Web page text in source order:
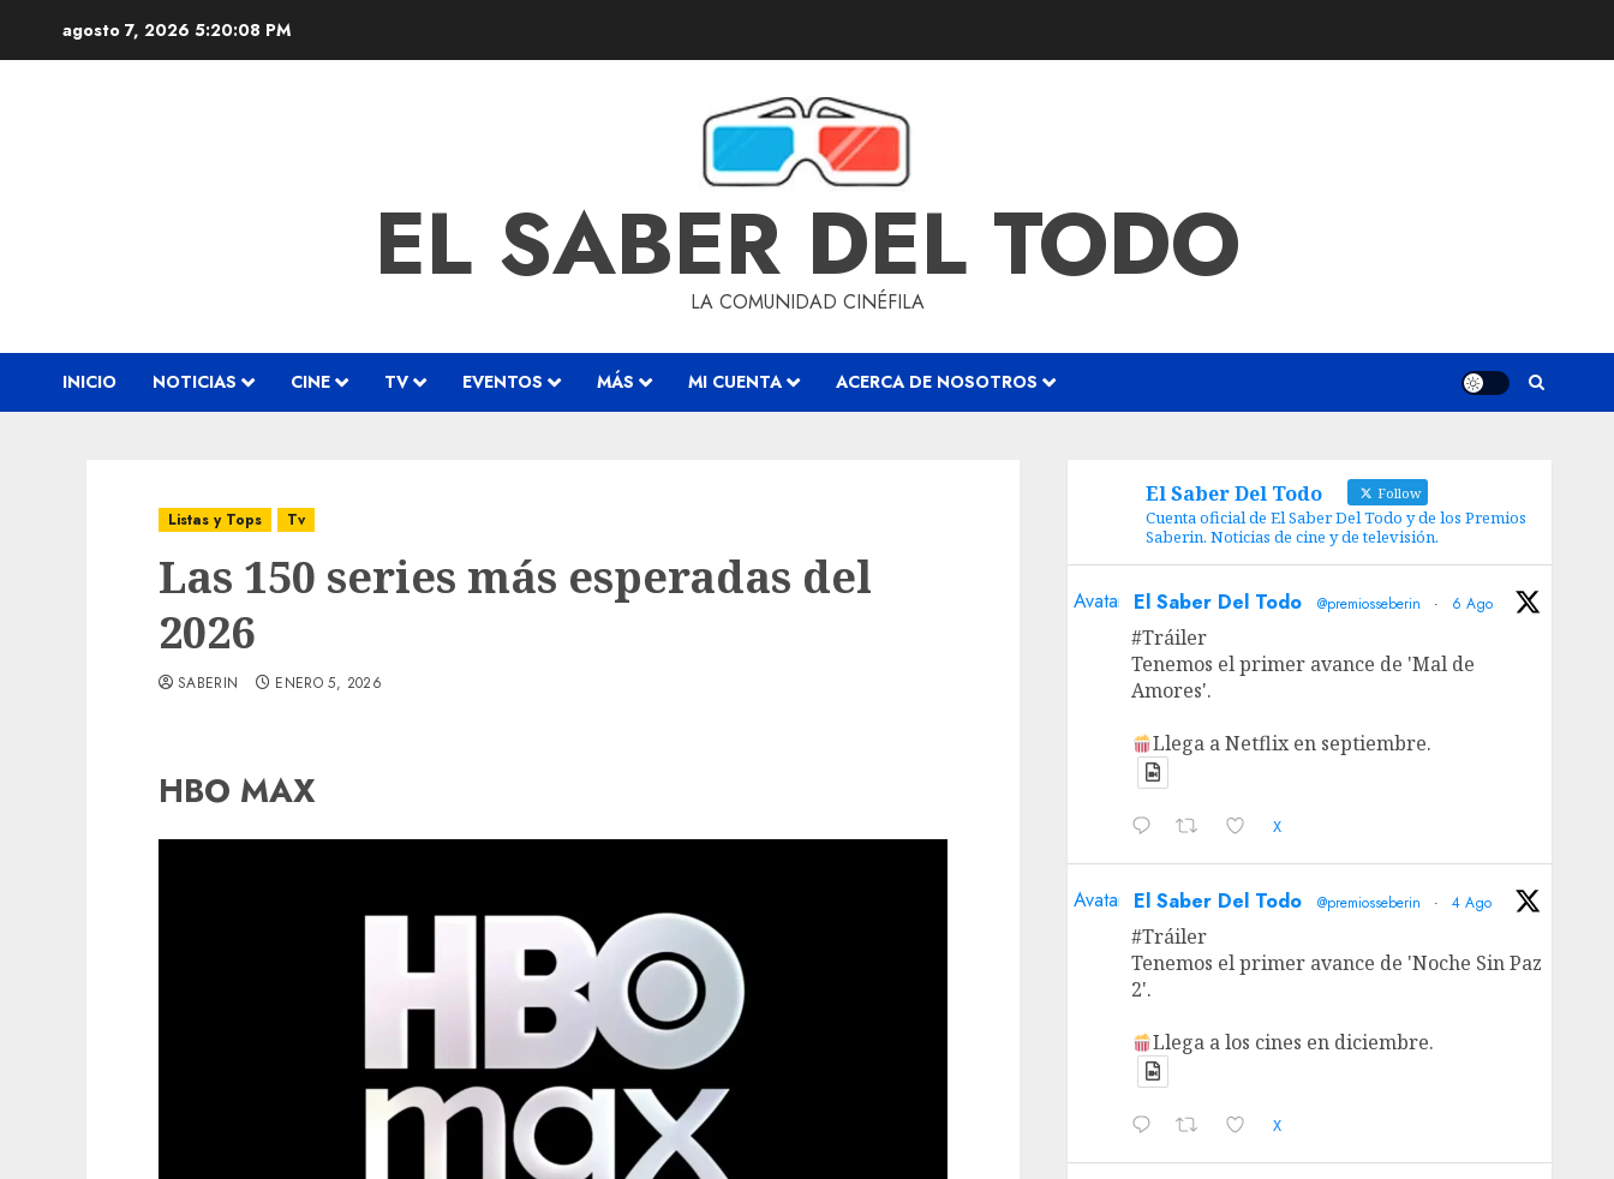
agosto 7, 2026 5:20:09 PM
EL SABER DEL TODO
LA COMUNIDAD CINÉFILA
INICIO NOTICIAS CINE TV EVENTOS MÁS MI CUENTA ACERCA DE NOSOTROS
Listas y Tops Tv
Las 150 series más esperadas del
2026
SABERIN ENERO 5, 2026
HBO MAX
El Saber Del Todo Follow
Cuenta oficial de El Saber Del Todo y de los Premios
Saberin. Noticias de cine y de televisión.
Avatar El Saber Del Todo @premiosseberin · 6 Ago
#Tráiler
Tenemos el primer avance de 'Mal de
Amores'.
Llega a Netflix en septiembre.
X
Avatar El Saber Del Todo @premiosseberin · 4 Ago
#Tráiler
Tenemos el primer avance de 'Noche Sin Paz
2'.
Llega a los cines en diciembre.
X